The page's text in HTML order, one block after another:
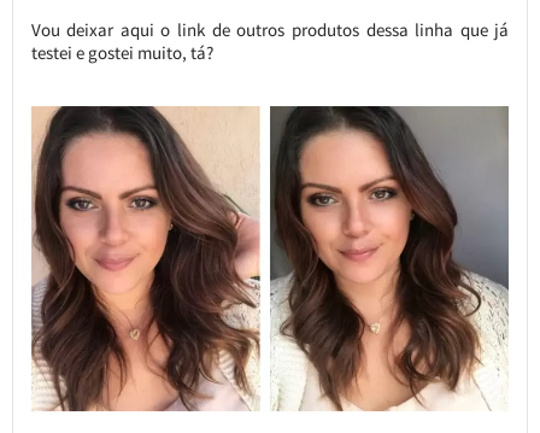
Vou deixar aqui o link de outros produtos dessa linha que já
testei e gostei muito, tá?